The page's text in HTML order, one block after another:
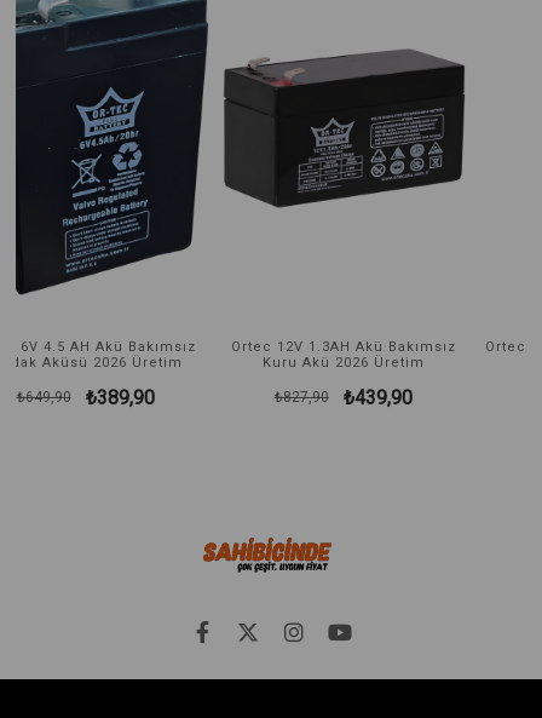
Ortec 12V 1.3AH Akü Bakımsız
Kuru Akü 2026 Üretim
₺827,90
Ortec 12V 2.3AH Bakımsız Kuru
Akü 2026 Üretim
₺679,90